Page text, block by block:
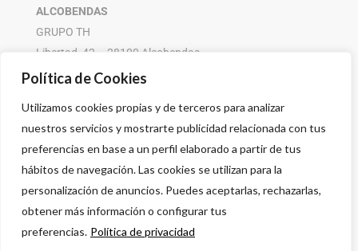
Política de Cookies
Utilizamos cookies propias y de terceros para analizar
nuestros servicios y mostrarte publicidad relacionada con tus
preferencias en base a un perfil elaborado a partir de tus
hábitos de navegación. Las cookies se utilizan para la
personalización de anuncios. Puedes aceptarlas, rechazarlas,
obtener más información o configurar tus
preferencias. Política de privacidad
ALCOBENDAS
GRUPO TH
Libertad, 42 – 28100 Alcobendas
916 614 580 – 608 505 532